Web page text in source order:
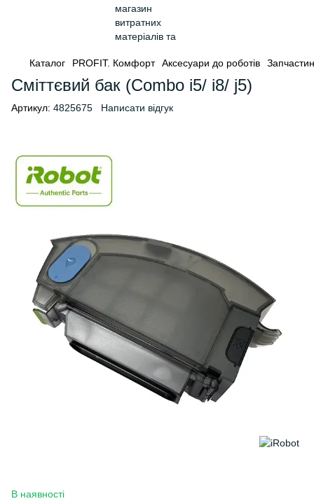
Каталог PROFIT. Комфорт Аксесуари до роботів
Сміттєвий бак (Combo i5/ i8/ j5)
Артикул: 4825675 Написати відгук
В наявності